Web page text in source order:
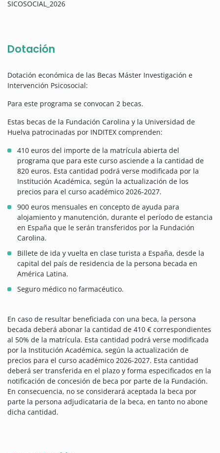
SICOSOCIAL_2026
Dotación
Dotación económica de las Becas Máster Investigación e
Intervención Psicosocial:
Para este programa se convocan 2 becas.
Estas becas de la Fundación Carolina y la Universidad de
Huelva patrocinadas por INDITEX comprenden:
410 euros del importe de la matrícula abierta del
programa que para este curso asciende a la cantidad de
820 euros. Esta cantidad podrá verse modificada por la
Institución Académica, según la actualización de los
precios para el curso académico 2026-2027.
900 euros mensuales en concepto de ayuda para
alojamiento y manutención, durante el período de estancia
en España que le serán transferidos por la Fundación
Carolina.
Billete de ida y vuelta en clase turista a España, desde la
capital del país de residencia de la persona becada en
América Latina.
Seguro médico no farmacéutico.
En caso de resultar beneficiada con una beca, la persona
becada deberá abonar la cantidad de 410 € correspondientes
al 50% de la matrícula. Esta cantidad podrá verse modificada
por la Institución Académica, según la actualización de
precios para el curso académico 2026-2027. Esta cantidad
deberá ser transferida en el plazo y forma especificados en la
notificación de concesión de beca por parte de la Fundación.
En consecuencia, no se considerará aceptada la beca por
parte la persona adjudicataria de la beca, en tanto no abone
dicha cantidad.